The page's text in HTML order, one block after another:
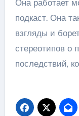
Она работает
подкаст. Она
взгляды и
стереотипов о
последствий,